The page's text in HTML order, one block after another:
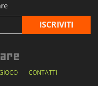
CONTATTI